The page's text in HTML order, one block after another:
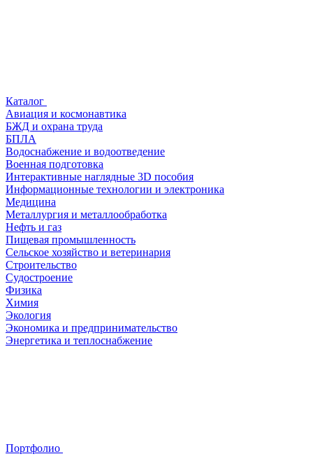
Каталог
Авиация и космонавтика
БЖД и охрана труда
БПЛА
Водоснабжение и водоотведение
Военная подготовка
Интерактивные наглядные 3D пособия
Информационные технологии и электроника
Медицина
Металлургия и металлообработка
Нефть и газ
Пищевая промышленность
Сельское хозяйство и ветеринария
Строительство
Судостроение
Физика
Химия
Экология
Экономика и предпринимательство
Энергетика и теплоснабжение
Портфолио